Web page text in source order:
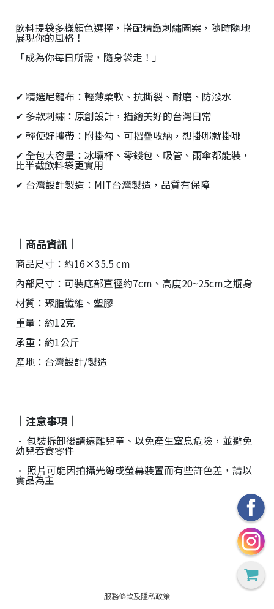
飲料提袋多樣顏色選擇，搭配精緻刺繡圖案，隨時隨地
展現你的風格！
「成為你每日所需，隨身袋走！」
✔ 精選尼龍布：輕薄柔軟、抗撕裂、耐磨、防潑水
✔ 多款刺繡：原創設計，描繪美好的台灣日常
✔ 輕便好攜帶：附掛勾、可摺疊收納，想掛哪就掛哪
✔ 全包大容量：冰壩杯、零錢包、吸管、雨傘都能裝，
比半截飲料袋更實用
✔ 台灣設計製造：MIT台灣製造，品質有保障
｜商品資訊｜
商品尺寸：約16×35.5 cm
內部尺寸：可裝底部直徑約7cm、高度20~25cm之瓶身
材質：聚脂纖維、塑膠
重量：約12克
承重：約1公斤
產地：台灣設計/製造
｜注意事項｜
• 包裝拆卸後請遠離兒童、以免產生窒息危險，並避免
幼兒吞食零件
• 照片可能因拍攝光線或螢幕裝置而有些許色差，請以
實品為主
服務條款及隱私政策